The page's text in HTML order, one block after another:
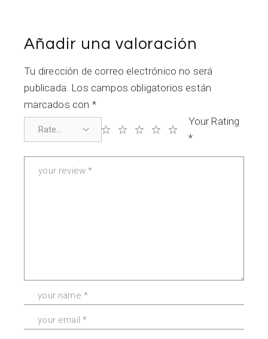
Añadir una valoración
Tu dirección de correo electrónico no será
publicada. Los campos obligatorios están
marcados con *
Your Rating
*